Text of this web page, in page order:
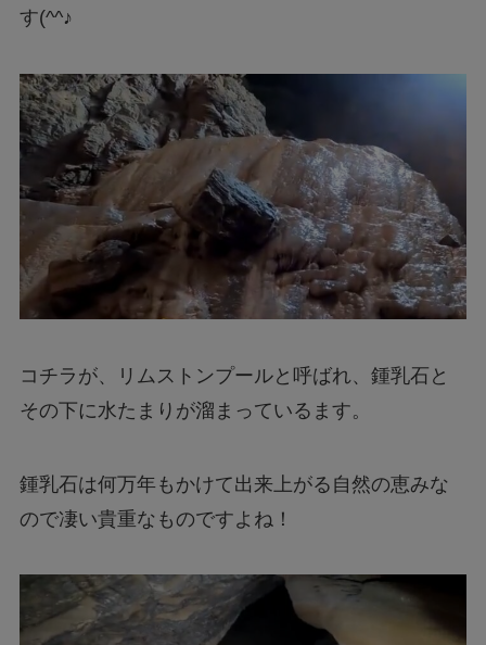
す(^^♪
コチラが、リムストンプールと呼ばれ、鍾乳石と
その下に水たまりが溜まっているます。
鍾乳石は何万年もかけて出来上がる自然の恵みな
ので凄い貴重なものですよね！